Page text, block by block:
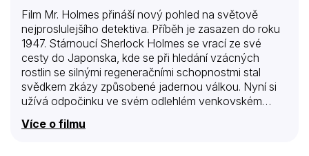
Film Mr. Holmes přináší nový pohled na světově
nejproslulejšího detektiva. Příběh je zasazen do roku
1947. Stárnoucí Sherlock Holmes se vrací ze své
cesty do Japonska, kde se při hledání vzácných
rostlin se silnými regeneračními schopnostmi stal
svědkem zkázy způsobené jadernou válkou. Nyní si
užívá odpočinku ve svém odlehlém venkovském
hospodyně a jejího dospívajícího syna Rogera, a své
Více o filmu